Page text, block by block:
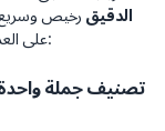
الدقيق رخيص وسريع
يمكن تطبيق BERT على العديد من المهام اللاحقة المختلفة:
تصنيف جملة